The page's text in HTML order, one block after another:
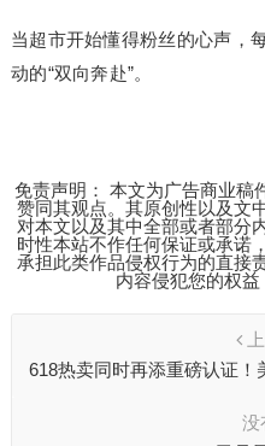
当超市开始懂得粉丝的心声，
动的“双向奔赴”。
免责声明： 本文为广告商业稿
赞同其观点。其原创性以及文
对本文以及其中全部或者部分
时性本站不作任何保证或承诺
承担此类作品侵权行为的直接
内容侵犯您的权益
618热卖同时再添重磅认证
没